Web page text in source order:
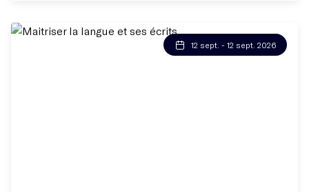
12 sept. - 12 sept. 2026